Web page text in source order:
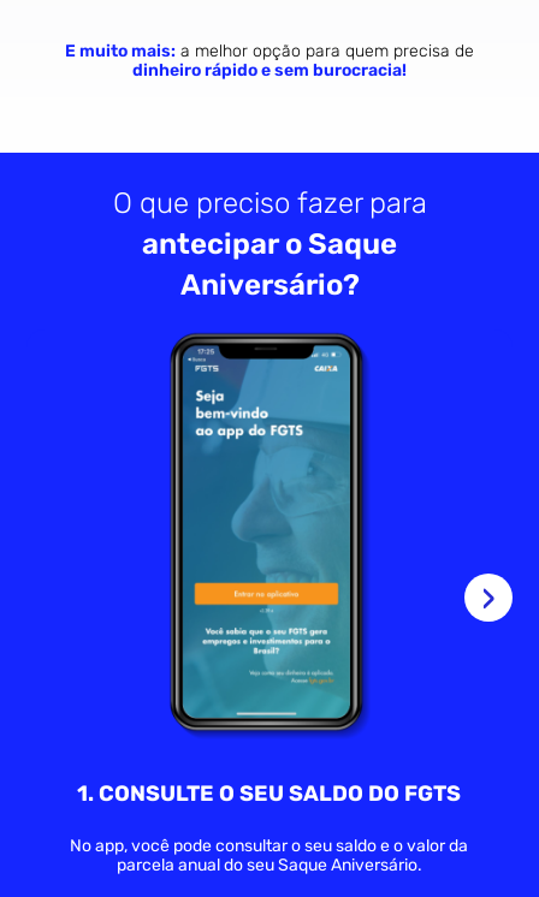
E muito mais:a melhor opção para quem precisa de
dinheiro rápido e sem burocracia!
O que preciso fazer para
antecipar o Saque
Aniversário?
1.CONSULTE O SEU SALDO DO FGTS
No app, você pode consultar o seu saldo e o valor da
parcela anual do seu Saque Aniversário.
›